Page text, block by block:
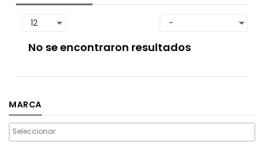
No se encontraron resultados
MARCA